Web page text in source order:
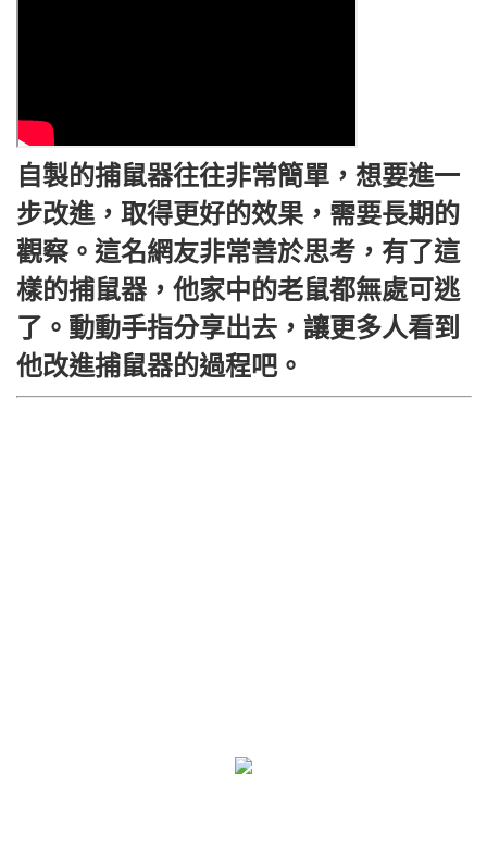
自製的捕鼠器往往非常簡單，想要進一
步改進，取得更好的效果，需要長期的
觀察。這名網友非常善於思考，有了這
樣的捕鼠器，他家中的老鼠都無處可逃
了。動動手指分享出去，讓更多人看到
他改進捕鼠器的過程吧。